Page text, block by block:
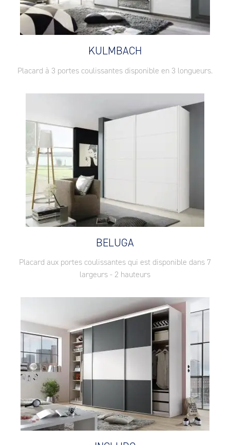
KULMBACH
Placard à 3 portes coulissantes disponible en 3 longueurs.
BELUGA
Placard aux portes coulissantes qui est disponible dans 7
largeurs - 2 hauteurs